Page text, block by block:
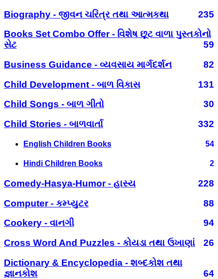
Biography - જીવન ચરિત્ર તથા આત્મકથા
235
Books Set Combo Offer - વિશેષ છૂટ વાળા પુસ્તકોનો
સેટ
59
Business Guidance - વ્યવસાય માર્ગદર્શન
82
Child Development - બાળ વિકાસ
131
Child Songs - બાળ ગીતો
30
Child Stories - બાળવાર્તા
332
English Children Books 54
Hindi Children Books 2
Comedy-Hasya-Humor - હાસ્ય
228
Computer - કમ્પ્યુટર
88
Cookery - વાનગી
94
Cross Word And Puzzles - કોયડા તથા ઉખાણાં
26
Dictionary & Encyclopedia - શબ્દકોશ તથા
જ્ઞાનકોશ
64